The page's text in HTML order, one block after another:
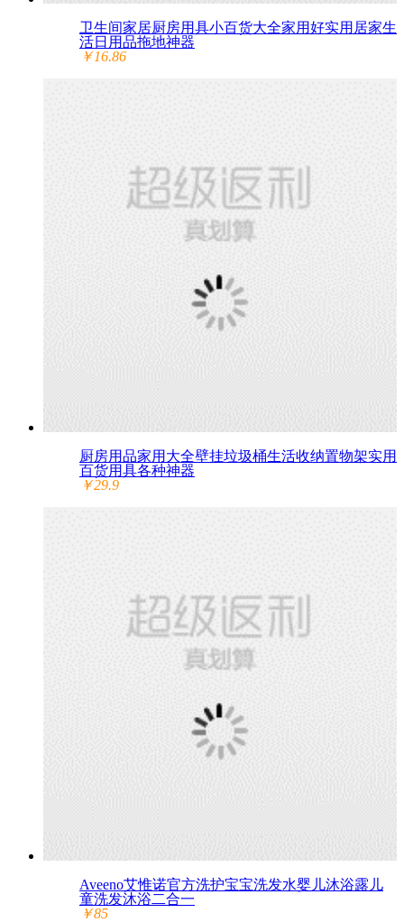
卫生间家居厨房用具小百货大全家用好实用居家生
活日用品拖地神器
￥16.86
厨房用品家用大全壁挂垃圾桶生活收纳置物架实用
百货用具各种神器
￥29.9
Aveeno艾惟诺官方洗护宝宝洗发水婴儿沐浴露儿
童洗发沐浴二合一
￥85